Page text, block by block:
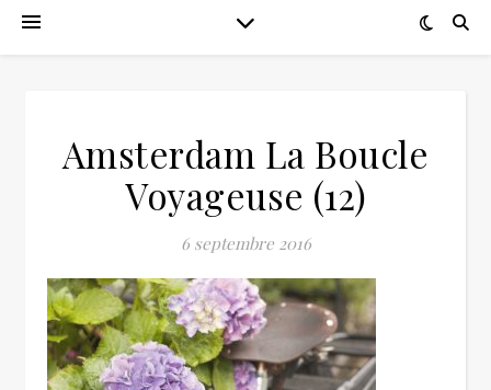
Amsterdam La Boucle
Voyageuse (12)
6 septembre 2016